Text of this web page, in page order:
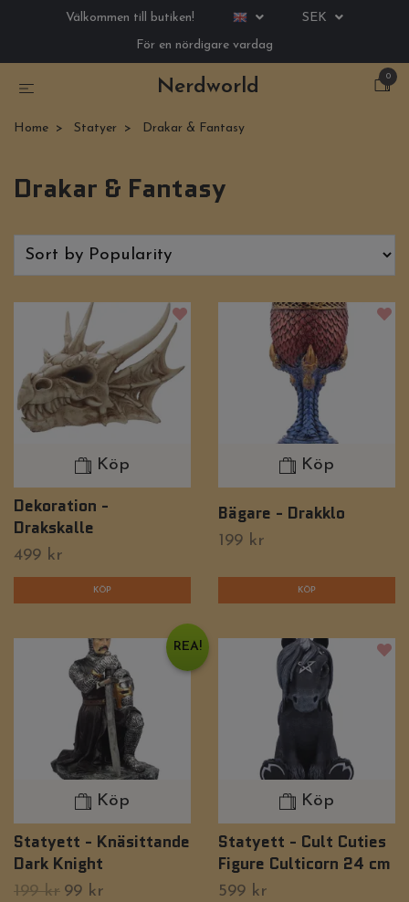
Välkommen till butiken!
SEK
För en nördigare vardag
Nerdworld
0
Home Statyer Drakar & Fantasy
Drakar & Fantasy
Köp
Dekoration -
Drakskalle
499 kr
Köp
Bägare - Drakklo
199 kr
REA!
Köp
Statyett - Knäsittande
Dark Knight
199 kr 99 kr
Köp
Statyett - Cult Cuties
Figure Culticorn 24 cm
599 kr